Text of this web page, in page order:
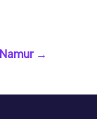
Namur →